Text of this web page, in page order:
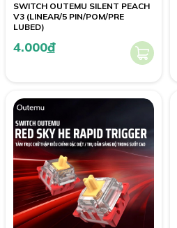
SWITCH OUTEMU SILENT PEACH
V3 (LINEAR/5 PIN/POM/PRE
LUBED)
4.000đ